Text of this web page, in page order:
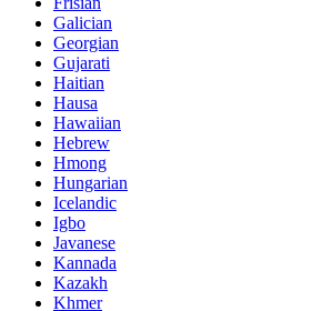
Galician
Georgian
Gujarati
Haitian
Hausa
Hawaiian
Hebrew
Hmong
Hungarian
Icelandic
Igbo
Javanese
Kannada
Kazakh
Khmer